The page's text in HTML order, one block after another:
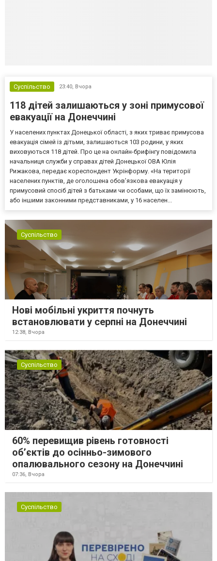
Суспільство 23:40, Вчора
118 дітей залишаються у зоні примусової
евакуації на Донеччині
У населених пунктах Донецької області, з яких триває примусова
евакуація сімей із дітьми, залишаються 103 родини, у яких
виховуються 118 дітей. Про це на онлайн-брифінгу повідомила
начальниця служби у справах дітей Донецької ОВА Юлія
Рижакова, передає кореспондент Укрінформу. «На території
населених пунктів, де оголошена обов’язкова евакуація у
примусовий спосіб дітей з батьками чи особами, що їх замінюють,
або іншими законними представниками, у 16 населен...
Суспільство
Нові мобільні укриття почнуть
встановлювати у серпні на Донеччині
12:38, Вчора
Суспільство
60% перевищив рівень готовності
об’єктів до осінньо-зимового
опалювального сезону на Донеччині
07:36, Вчора
Суспільство